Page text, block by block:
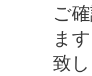
ご
ま
致